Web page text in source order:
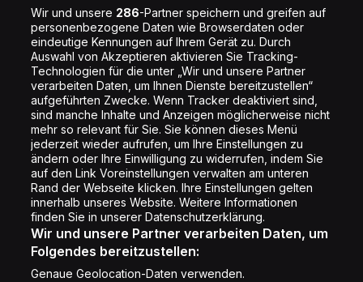
Folge uns
Jobs
Shop
Impressum
Rechtliches
Datenschutz
Cookie Liste
Cookie Einstellung
Wir und unsere 286-Partner speichern und greifen auf
personenbezogene Daten wie Browserdaten oder
eindeutige Kennungen auf Ihrem Gerät zu. Durch
Auswahl von Akzeptieren aktivieren Sie Tracking-
Technologien für die unter „Wir und unsere Partner
verarbeiten Daten, um Ihnen Dienste bereitzustellen“
aufgeführten Zwecke. Wenn Tracker deaktiviert sind,
sind manche Inhalte und Anzeigen möglicherweise nicht
mehr so relevant für Sie. Sie können dieses Menü
jederzeit wieder aufrufen, um Ihre Einstellungen zu
ändern oder Ihre Einwilligung zu widerrufen, indem Sie
auf den Link Voreinstellungen verwalten am unteren
Rand der Webseite klicken. Ihre Einstellungen gelten
innerhalb unseres Website. Weitere Informationen
finden Sie in unserer Datenschutzerklärung.
Wir und unsere Partner verarbeiten Daten, um
Folgendes bereitzustellen:
Genaue Geolocation-Daten verwenden.